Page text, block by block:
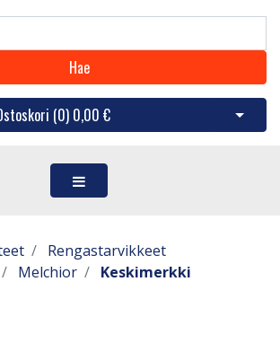
Hae
(0) 0,00 € Avaa
Rengastarvikkeet
Melchior Keskimerkki